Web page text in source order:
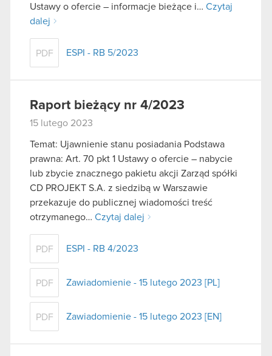
Ustawy o ofercie – informacje bieżące i… Czytaj
dalej
PDF ESPI - RB 5/2023
Raport bieżący nr 4/2023
15 lutego 2023
Temat: Ujawnienie stanu posiadania Podstawa
prawna: Art. 70 pkt 1 Ustawy o ofercie – nabycie
lub zbycie znacznego pakietu akcji Zarząd spółki
CD PROJEKT S.A. z siedzibą w Warszawie
przekazuje do publicznej wiadomości treść
otrzymanego… Czytaj dalej
PDF ESPI - RB 4/2023
PDF Zawiadomienie - 15 lutego 2023 [PL]
PDF Zawiadomienie - 15 lutego 2023 [EN]